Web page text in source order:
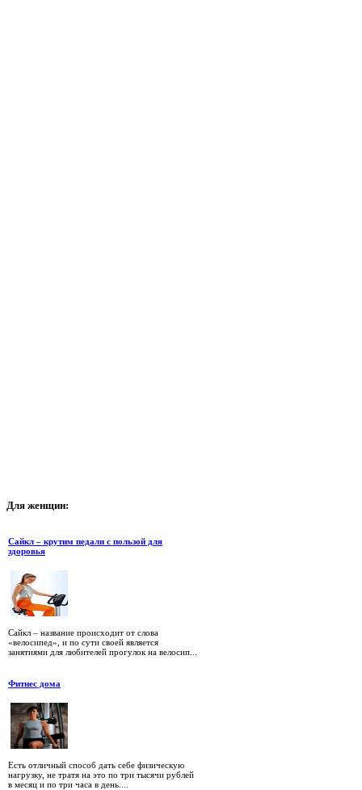
Для женщин:
Сайкл – крутим педали с пользой для
здоровья
Сайкл – название происходит от слова
«велосипед», и по сути своей является
занятиями для любителей прогулок на велосип...
Фитнес дома
Есть отличный способ дать себе физическую
нагрузку, не тратя на это по три тысячи рублей
в месяц и по три часа в день....